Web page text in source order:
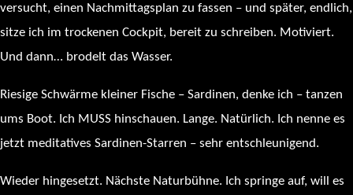
versucht, einen Nachmittagsplan zu fassen – und später, endlich,
sitze ich im trockenen Cockpit, bereit zu schreiben. Motiviert.
Und dann… brodelt das Wasser.
Riesige Schwärme kleiner Fische – Sardinen, denke ich – tanzen
ums Boot. Ich MUSS hinschauen. Lange. Natürlich. Ich nenne es
jetzt meditatives Sardinen-Starren – sehr entschleunigend.
Wieder hingesetzt. Nächste Naturbühne. Ich springe auf, will es